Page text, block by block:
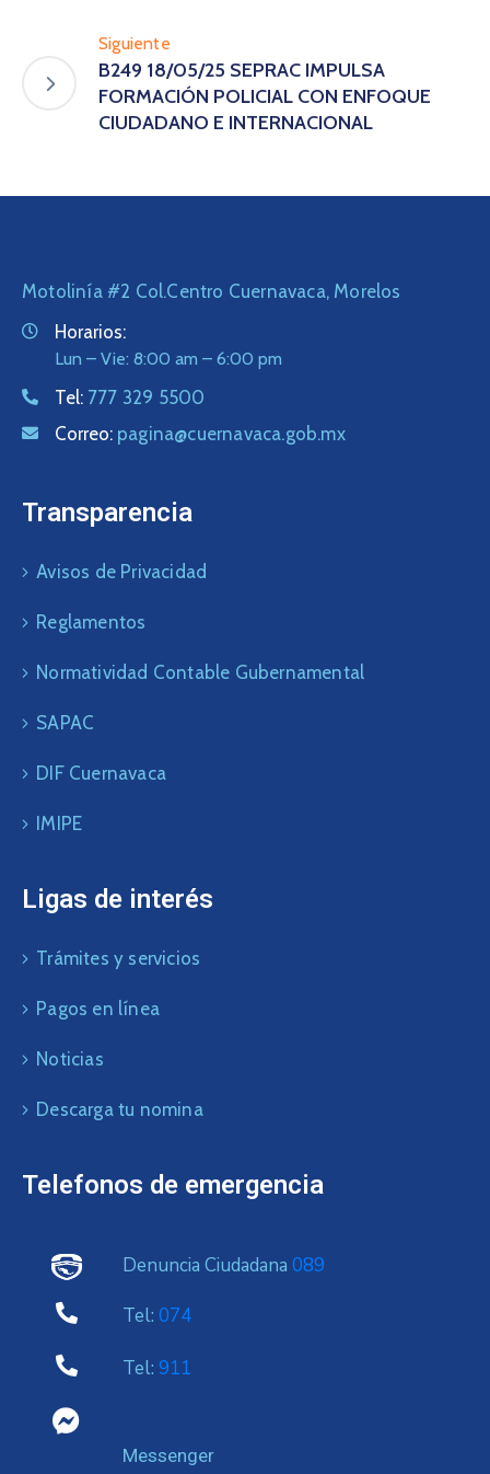
Siguiente
B249 18/05/25 SEPRAC IMPULSA
FORMACIÓN POLICIAL CON ENFOQUE
CIUDADANO E INTERNACIONAL
Motolinía #2 Col.Centro Cuernavaca, Morelos
Horarios:
Lun – Vie: 8:00 am – 6:00 pm
Tel: 777 329 5500
Correo: pagina@cuernavaca.gob.mx
Transparencia
Avisos de Privacidad
Reglamentos
Normatividad Contable Gubernamental
SAPAC
DIF Cuernavaca
IMIPE
Ligas de interés
Trámites y servicios
Pagos en línea
Noticias
Descarga tu nomina
Telefonos de emergencia
Denuncia Ciudadana 089
Tel: 074
Tel: 911
Messenger